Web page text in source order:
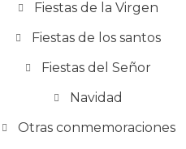
Fiestas de la Virgen
Fiestas de los santos
Fiestas del Señor
Navidad
Otras conmemoraciones